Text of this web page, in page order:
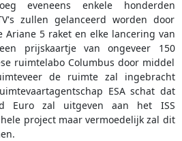
eveneens enkele honderden
zullen gelanceerd worden door
Ariane 5 raket en elke lancering van
prijskaartje van ongeveer 150
ruimtelabo Columbus door middel
de ruimte zal ingebracht
ESA schat dat
Euro zal uitgeven aan het ISS
project maar vermoedelijk zal dit